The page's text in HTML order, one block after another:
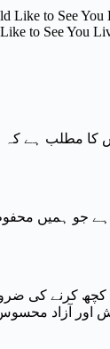
to See You
کا مطلب ہے
جو ہمیں
کچھ کرنے
اور آزاد